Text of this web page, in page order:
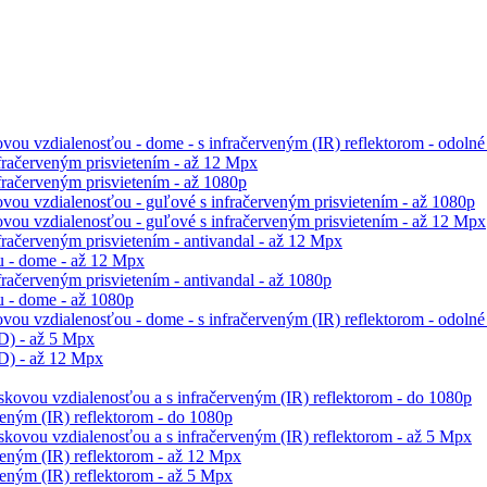
vzdialenosťou - dome - s infračerveným (IR) reflektorom -
prisvietením - až 12 Mpx
prisvietením - až 1080p
vzdialenosťou - guľové s infračerveným prisvietením - až 1080p
vzdialenosťou - guľové s infračerveným prisvietením - až 12 Mpx
prisvietením - antivandal - až 12 Mpx
- dome - až 12 Mpx
prisvietením - antivandal - až 1080p
- dome - až 1080p
vzdialenosťou - dome - s infračerveným (IR) reflektorom -
- až 5 Mpx
- až 12 Mpx
vzdialenosťou a s infračerveným (IR) reflektorom - do 1080p
(IR) reflektorom - do 1080p
vzdialenosťou a s infračerveným (IR) reflektorom - až 5 Mpx
(IR) reflektorom - až 12 Mpx
(IR) reflektorom - až 5 Mpx